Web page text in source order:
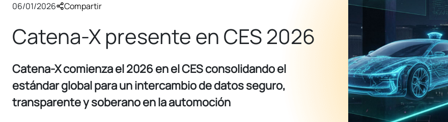
06/01/2026 Compartir
Catena-X presente en CES 2026
Catena-X comienza el 2026 en el CES consolidando el
estándar global para un intercambio de datos seguro,
transparente y soberano en la automoción